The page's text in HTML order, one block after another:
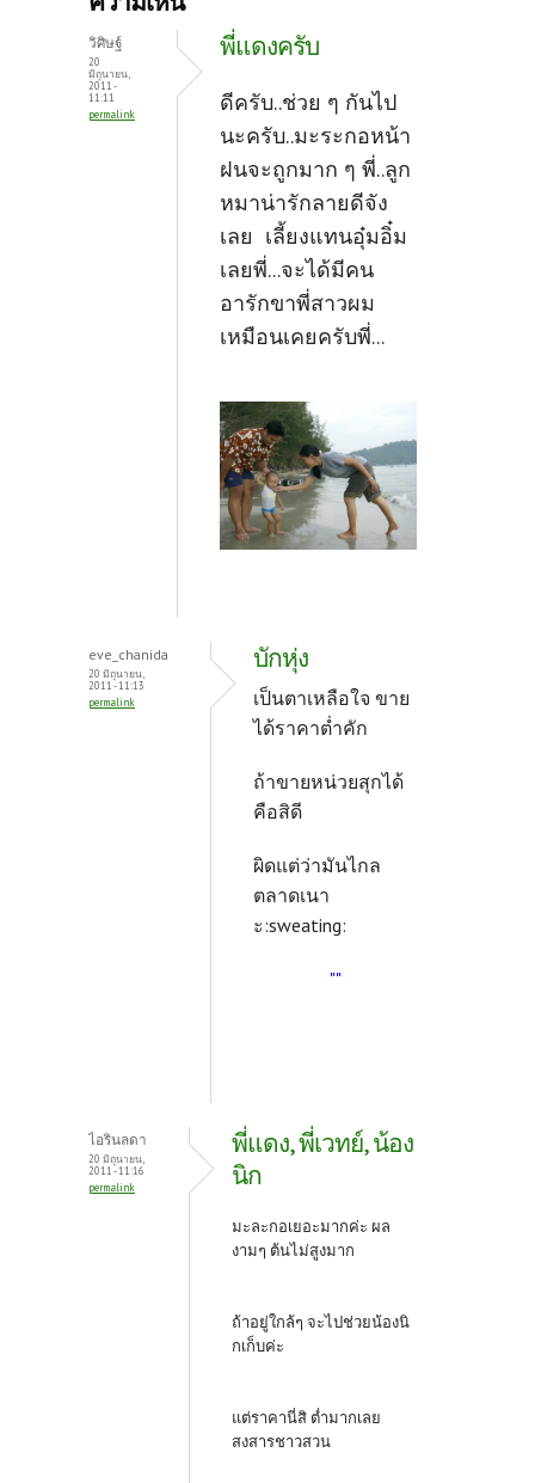
k
es
t
วิศิษฐ์
20
มิถุนายน,
2011 -
11:11
permalink
พี่แดงครับ
ดีครับ..ช่วย ๆ กันไป
นะครับ..มะระกอหน้า
ฝนจะถูกมาก ๆ พี่..ลูก
หมาน่ารักลายดีจัง
เลย เลี้ยงแทนอุ๋มอิ๋ม
เลยพี่...จะได้มีคน
อารักขาพี่สาวผม
เหมือนเคยครับพี่...
eve_chanida
20 มิถุนายน,
2011 - 11:13
permalink
บักหุ่ง
เป็นตาเหลือใจ ขาย
ได้ราคาต่ำคัก
ถ้าขายหน่วยสุกได้
คือสิดี
ผิดแต่ว่ามันไกล
ตลาดเนา
ะ:sweating:
""
ไอรินลดา
20 มิถุนายน,
2011 - 11:16
permalink
พี่แดง, พี่เวทย์, น้อง
นิก
มะละกอเยอะมากค่ะ ผล
งามๆ ต้นไม่สูงมาก
ถ้าอยู่ใกล้ๆ จะไปช่วยน้องนิ
กเก็บค่ะ
แต่ราคานี่สิ ต่ำมากเลย
สงสารชาวสวน